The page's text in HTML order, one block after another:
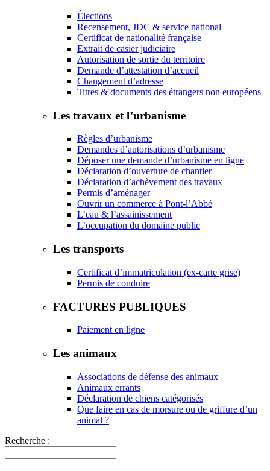
Élections
Recensement, JDC & service national
Certificat de nationalité française
Extrait de casier judiciaire
Autorisation de sortie du territoire
Demande d’attestation d’accueil
Changement d’adresse
Titres & documents des étrangers non européens
Les travaux et l’urbanisme
Règles d’urbanisme
Demandes d’autorisations d’urbanisme
Déposer une demande d’urbanisme en ligne
Déclaration d’ouverture de chantier
Déclaration d’achèvement des travaux
Permis d’aménager
Ouvrir un commerce à Pont-l’Abbé
L’eau & l’assainissement
L’occupation du domaine public
Les transports
Certificat d’immatriculation (ex-carte grise)
Permis de conduire
FACTURES PUBLIQUES
Paiement en ligne
Les animaux
Associations de défense des animaux
Animaux errants
Déclaration de chiens catégorisés
Que faire en cas de morsure ou de griffure d’un
animal ?
Recherche :